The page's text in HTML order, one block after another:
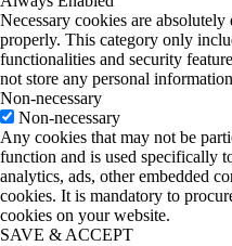
Necessary cookies are
properly. This category only
functionalities and security
not store any personal
Non-necessary
Non-necessary
Any cookies that may not be
function and is used specifically
analytics, ads, other embedded
cookies. It is mandatory to
cookies on your website.
SAVE & ACCEPT